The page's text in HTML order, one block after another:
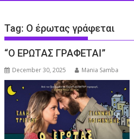
Tag: Ο έρωτας γράφεται
“Ο ΕΡΩΤΑΣ ΓΡΑΦΕΤΑΙ”
December 30, 2025 Mania Samba